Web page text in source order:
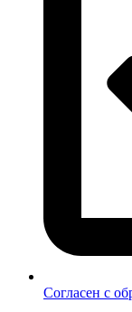
Согласен с